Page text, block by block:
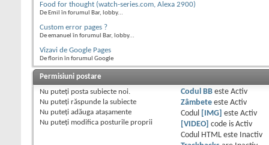
Food for thought (watch-series.com, Alexa 2900)
De Emil în forumul Bar, lobby...
Custom error pages ?
De emanuel în forumul Bar, lobby...
Vizavi de Google Pages
De florin în forumul Google
Permisiuni postare
Nu puteţi posta subiecte noi.
Nu puteţi răspunde la subiecte
Nu puteţi adăuga ataşamente
Nu puteţi modifica posturile proprii
Codul BBeste Activ
Zâmbeteeste Activ
Codul
[IMG] este Activ
[VIDEO]
code is Activ
Codul HTML este
Inactiv